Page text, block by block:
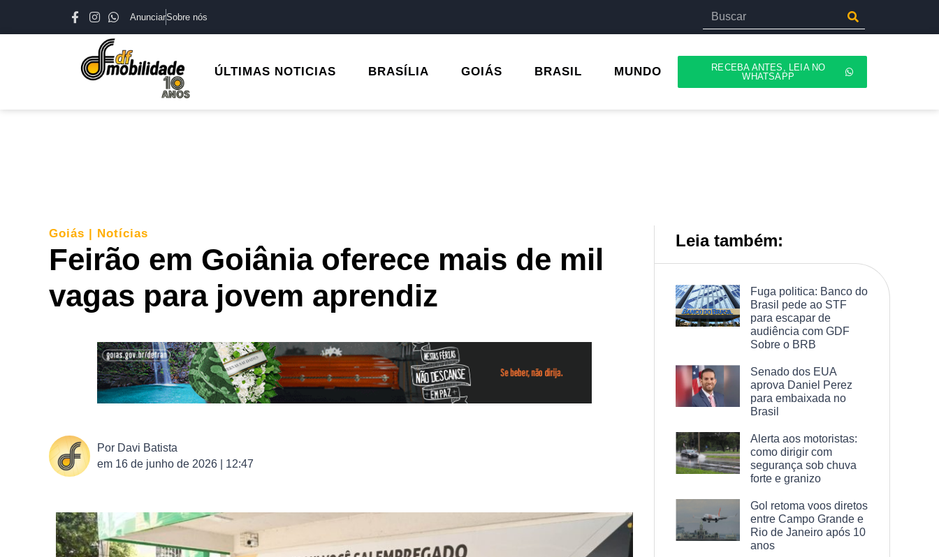
AnunciarSobre nós
ÚLTIMAS NOTICIAS BRASÍLIA GOIÁS BRASIL MUNDO
RECEBA ANTES, LEIA NO
WHATSAPP
Goiás | Notícias
Feirão em Goiânia oferece mais de mil
vagas para jovem aprendiz
Por Davi Batista
em 16 de junho de 2026 | 12:47
Leia também:
Fuga politica: Banco do
Brasil pede ao STF
para escapar de
audiência com GDF
Sobre o BRB
Senado dos EUA
aprova Daniel Perez
para embaixada no
Brasil
Alerta aos motoristas:
como dirigir com
segurança sob chuva
forte e granizo
Gol retoma voos diretos
entre Campo Grande e
Rio de Janeiro após 10
anos